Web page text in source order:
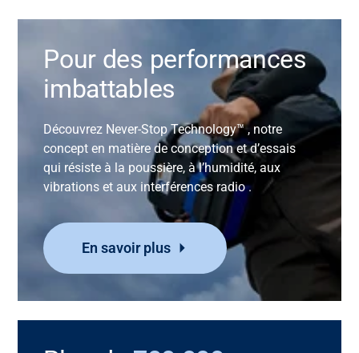
Pour des performances
imbattables
Découvrez Never-Stop Technology™ , notre
concept en matière de conception et d’essais
qui résiste à la poussière, à l’humidité, aux
vibrations et aux interférences radio .
En savoir plus